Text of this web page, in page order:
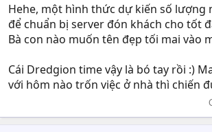
Hehe, một hình thức dự kiến số lượng
để chuẩn bị server đón khách cho tốt
Bà con nào muốn tên đẹp tối mai vào
Cái Dredgion time vậy là bó tay rồi :)
với hôm nào trốn việc ở nhà thì chiến